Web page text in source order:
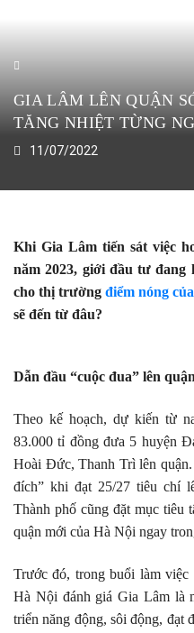
GIA LÂM LÊN QUẬN
TĂNG NHIỆT TỪNG
11/07/2022
Khi Gia Lâm tiến sát việc
năm 2023, giới đầu tư
cho thị trường điểm nóng
sẽ đến từ đâu?
Dẫn đầu “cuộc đua” lên quận
Theo kế hoạch, dự kiến từ
83.000 tỉ đồng đưa 5 huyện
Hoài Đức, Thanh Trì lên
đích” khi đạt 25/27 tiêu chí
Thành phố cũng đặt mục tiêu
quận mới của Hà Nội ngay
Trước đó, trong buổi làm
Hà Nội đánh giá Gia Lâm là
triển năng động, sôi động, đạt